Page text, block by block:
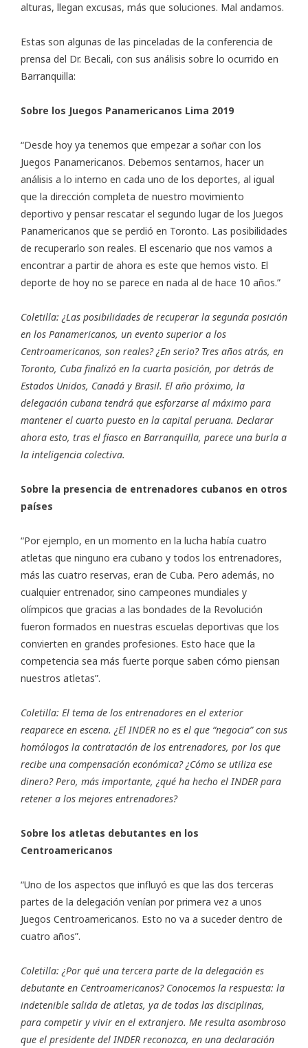
alturas, llegan excusas, más que soluciones. Mal andamos.
Estas son algunas de las pinceladas de la conferencia de
prensa del Dr. Becali, con sus análisis sobre lo ocurrido en
Barranquilla:
Sobre los Juegos Panamericanos Lima 2019
“Desde hoy ya tenemos que empezar a soñar con los
Juegos Panamericanos. Debemos sentarnos, hacer un
análisis a lo interno en cada uno de los deportes, al igual
que la dirección completa de nuestro movimiento
deportivo y pensar rescatar el segundo lugar de los Juegos
Panamericanos que se perdió en Toronto. Las posibilidades
de recuperarlo son reales. El escenario que nos vamos a
encontrar a partir de ahora es este que hemos visto. El
deporte de hoy no se parece en nada al de hace 10 años.”
Coletilla: ¿Las posibilidades de recuperar la segunda posición
en los Panamericanos, un evento superior a los
Centroamericanos, son reales? ¿En serio? Tres años atrás, en
Toronto, Cuba finalizó en la cuarta posición, por detrás de
Estados Unidos, Canadá y Brasil. El año próximo, la
delegación cubana tendrá que esforzarse al máximo para
mantener el cuarto puesto en la capital peruana. Declarar
ahora esto, tras el fiasco en Barranquilla, parece una burla a
la inteligencia colectiva.
Sobre la presencia de entrenadores cubanos en otros
países
“Por ejemplo, en un momento en la lucha había cuatro
atletas que ninguno era cubano y todos los entrenadores,
más las cuatro reservas, eran de Cuba. Pero además, no
cualquier entrenador, sino campeones mundiales y
olímpicos que gracias a las bondades de la Revolución
fueron formados en nuestras escuelas deportivas que los
convierten en grandes profesiones. Esto hace que la
competencia sea más fuerte porque saben cómo piensan
nuestros atletas”.
Coletilla: El tema de los entrenadores en el exterior
reaparece en escena. ¿El INDER no es el que “negocia” con sus
homólogos la contratación de los entrenadores, por los que
recibe una compensación económica? ¿Cómo se utiliza ese
dinero? Pero, más importante, ¿qué ha hecho el INDER para
retener a los mejores entrenadores?
Sobre los atletas debutantes en los
Centroamericanos
“Uno de los aspectos que influyó es que las dos terceras
partes de la delegación venían por primera vez a unos
Juegos Centroamericanos. Esto no va a suceder dentro de
cuatro años”.
Coletilla: ¿Por qué una tercera parte de la delegación es
debutante en Centroamericanos? Conocemos la respuesta: la
indetenible salida de atletas, ya de todas las disciplinas,
para competir y vivir en el extranjero. Me resulta asombroso
que el presidente del INDER reconozca, en una declaración